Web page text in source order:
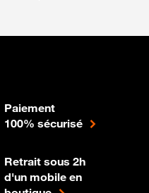
Paiement
100% sécurisé
Retrait sous 2h
d'un mobile en